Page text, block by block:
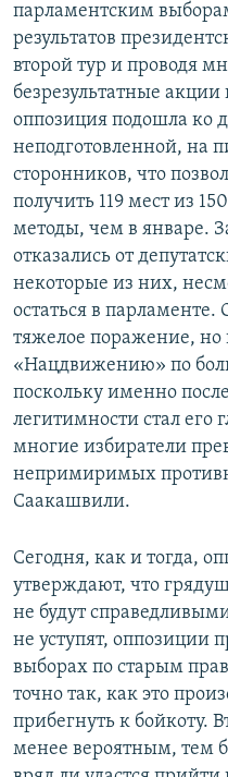
парламентским
результатов
второй тур и проводя
безрезультатные акции
оппозиция подошла ко
неподготовленной, на
сторонников, что
получить 119 мест из
методы, чем в январе.
отказались от
некоторые из них,
остаться в парламенте.
тяжелое поражение, но
«Нацдвижению» по
поскольку именно
легитимности стал его
многие избиратели
непримиримых
Саакашвили.
Сегодня, как и тогда,
утверждают, что
не будут
не уступят, оппозиции
выборах по старым
точно так, как это
прибегнуть к бойкоту.
менее вероятным, тем